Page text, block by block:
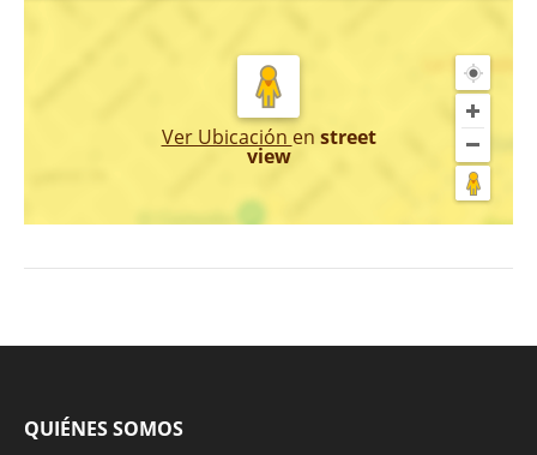
Ver Ubicación en street
view
QUIÉNES SOMOS